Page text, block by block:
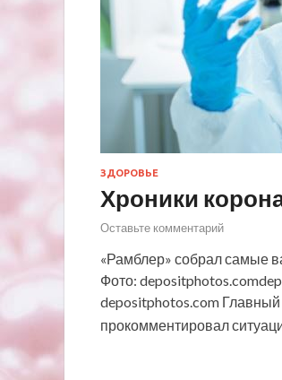
ЗДОРОВЬЕ
Хроники
Оставьте комментарий
«Рамблер» собрал самые
Фото:
depositphotos.com
прокомментировал